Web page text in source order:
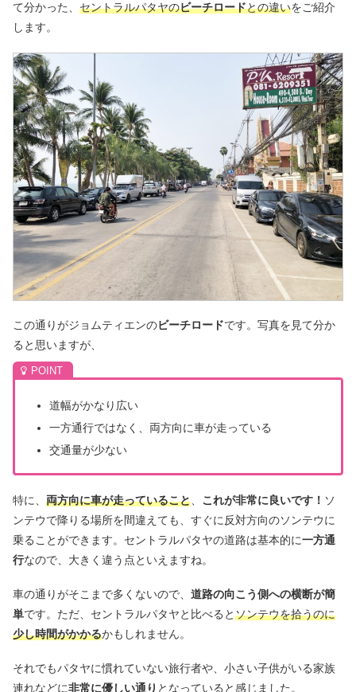
て分かった、 セントラルパタヤのビーチロードとの違いをご紹介
します。
この通りがジョムティエンのビーチロードです。写真を見て分か
ると思いますが、
道幅がかなり広い
一方通行ではなく、両方向に車が走っている
交通量が少ない
特に、 両方向に車が走っていること これが非常に良いです！ ソ
ンテウで降りる場所を間違えても、すぐに反対方向のソンテウに
乗ることができます。セントラルパタヤの道路は基本的に一方通
行なので、大きく違う点といえますね。
車の通りがそこまで多くないので、 道路の向こう側への横断が簡
単です。ただ、セントラルパタヤと比べるとソンテウを拾うのに
少し時間がかかるかもしれません。
それでもパタヤに慣れていない旅行者や、小さい子供がいる家族
連れなどに非常に優しい通り となっていると感じました。